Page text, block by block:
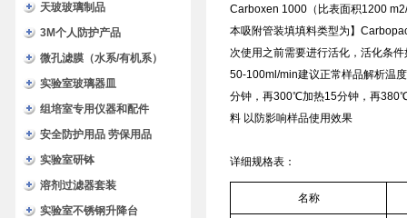
天玻玻璃制品
3M个人防护产品
微孔滤膜（水系/有机系）
实验室玻璃器皿
组培室专用仪器和配件
安全防护用品 劳保用品
实验室研钵
溶剂过滤器套装
实验室不锈钢升降台
Carboxen 1000（比表面积1200
本吸附管装填填料类型为】
次使用之前需要进行活化，活化条
50-100ml/min建议正常样品解析温
分钟，再300℃加热15分钟，再
料 以防影响样品使用效果
详细规格表：
名称